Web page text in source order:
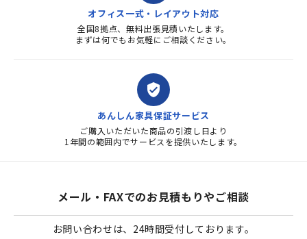
オフィス一式・レイアウト対応
全国8拠点、無料出張見積いたします。
まずは何でもお気軽にご相談ください。
verified_user
あんしん家具保証サービス
ご購入いただいた商品の引渡し日より
1年間の範囲内でサービスを提供いたします。
メール・FAXでのお見積もりやご相談
お問い合わせは、24時間受付しております。